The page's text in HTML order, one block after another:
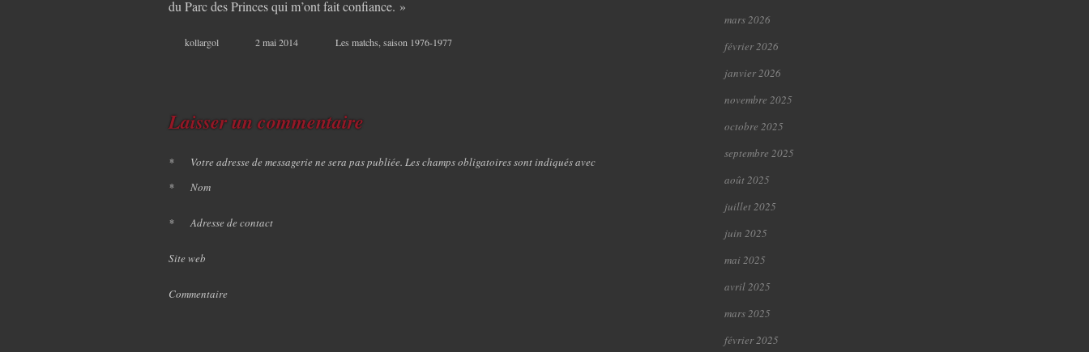
du Parc des Princes qui m’ont fait confiance. »
kollargol 2 mai 2014 Les matchs saison 1976-1977
Laisser un commentaire
Votre adresse de messagerie ne sera pas publiée. Les champs obligatoires sont indiqués avec
*
Nom
*
Adresse de contact
*
Site web
Commentaire
mars 2026
février 2026
janvier 2026
novembre 2025
octobre 2025
septembre 2025
août 2025
juillet 2025
juin 2025
mai 2025
avril 2025
mars 2025
février 2025